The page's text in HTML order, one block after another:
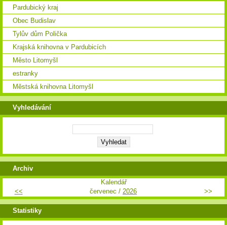
Pardubický kraj
Obec Budislav
Tylův dům Polička
Krajská knihovna v Pardubicích
Město Litomyšl
estranky
Městská knihovna Litomyšl
Vyhledávání
Archiv
Kalendář
<<
červenec / 2026 >>
Statistiky